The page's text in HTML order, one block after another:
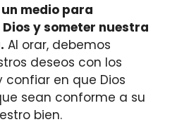
medio para
y someter nuestra
Al orar, debemos
deseos con los
confiar en que Dios
sean conforme a su
bien.